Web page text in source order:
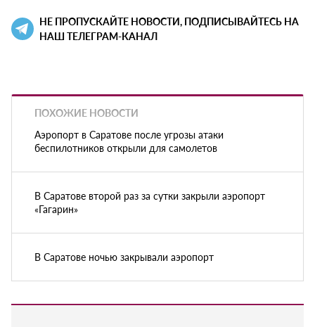
НЕ ПРОПУСКАЙТЕ НОВОСТИ, ПОДПИСЫВАЙТЕСЬ НА
НАШ ТЕЛЕГРАМ-КАНАЛ
ПОХОЖИЕ НОВОСТИ
Аэропорт в Саратове после угрозы атаки
беспилотников открыли для самолетов
В Саратове второй раз за сутки закрыли аэропорт
«Гагарин»
В Саратове ночью закрывали аэропорт